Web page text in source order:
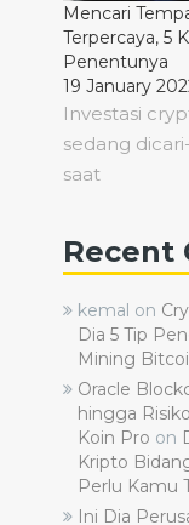
Mencari
Terpercaya, 5
Penentunya
19 January
Investasi
sedang
saat
Recent
kemal on
Dia 5 Tip
Mining
Oracle
hingga
Koin Pro on
Kripto
Perlu Kamu
Ini Dia